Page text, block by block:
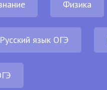
Физика
Русский язык ОГЭ